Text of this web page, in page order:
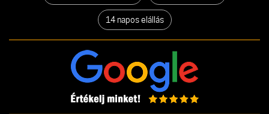
14 napos elállás